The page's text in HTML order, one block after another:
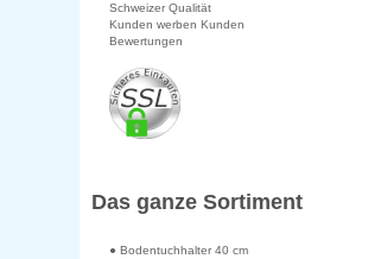
Schweizer Qualität
Kunden werben Kunden
Bewertungen
Das ganze Sortiment
● Bodentuchhalter 40 cm